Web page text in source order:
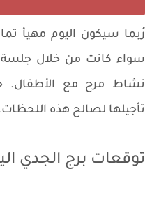
رُبما سيكون اليوم مهيأ
سواء كانت من خلال جلسة
نشاط مرح مع
تأجيلها لصالح هذه
توقعات برج الجدي